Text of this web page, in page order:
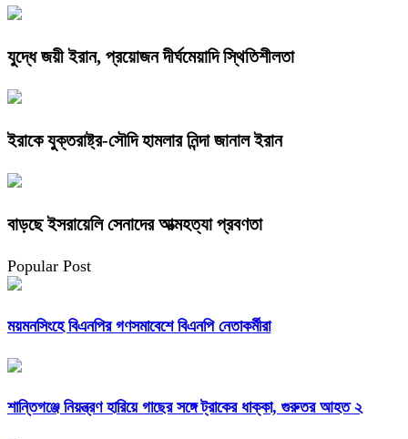
যুদ্ধে জয়ী ইরান, প্রয়োজন দীর্ঘমেয়াদি স্থিতিশীলতা
ইরাকে যুক্তরাষ্ট্র-সৌদি হামলার নিন্দা জানাল ইরান
বাড়ছে ইসরায়েলি সেনাদের আত্মহত্যা প্রবণতা
Popular Post
ময়মনসিংহে বিএনপির গণসমাবেশে বিএনপি নেতাকর্মীরা
শান্তিগঞ্জে নিয়ন্ত্রণ হারিয়ে গাছের সঙ্গে ট্রাকের ধাক্কা, গুরুতর আহত ২